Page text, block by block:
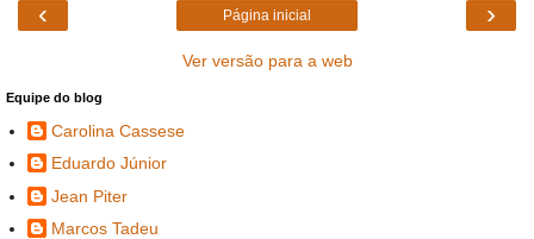
‹ ›
Página inicial
Ver versão para a web
Equipe do blog
Carolina Cassese
Eduardo Júnior
Jean Piter
Marcos Tadeu